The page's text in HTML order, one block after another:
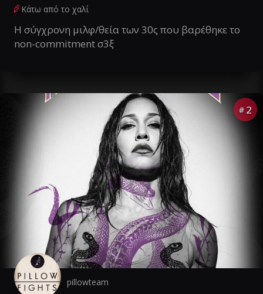
Κάτω από το χαλί
Η σύγχρονη μιλφ/θεία των 30ς που βαρέθηκε το
non-commitment σ3ξ
# 2
pillowteam